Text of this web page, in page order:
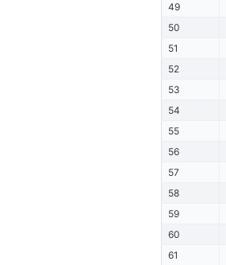
49
50
51
52
53
54
55
56
57
58
59
60
61